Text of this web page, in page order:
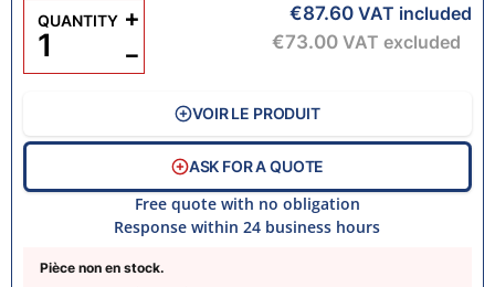
Pièce non en stock.
€87.60 VAT included
€73.00 VAT excluded
QUANTITY
−
+
VOIR LE PRODUIT
ASK FOR A QUOTE
Free quote with no obligation
Response within 24 business hours